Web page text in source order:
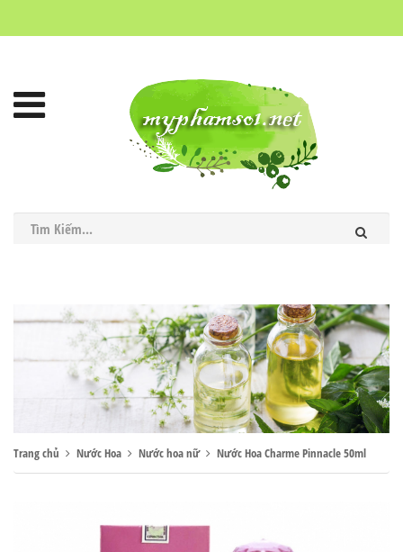
Trang chủ Nước Hoa Nước hoa nữ Nước Hoa Charme Pinnacle 50ml